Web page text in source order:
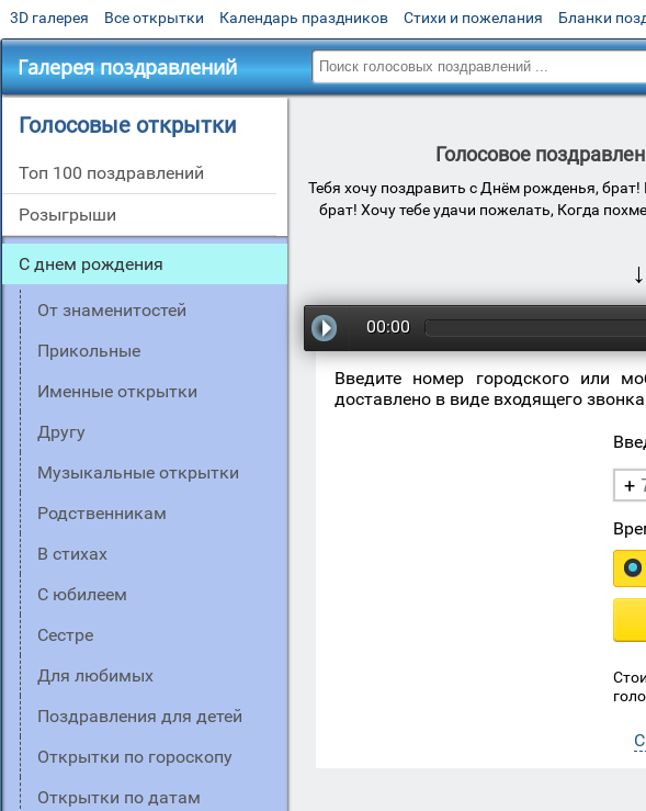
3D галерея Все открытки Календарь праздников Стихи и пожелания Бланки
Галерея поздравлений
Голосовые открытки
Топ 100 поздравлений
Розыгрыши
С днем рождения
От знаменитостей
Прикольные
Именные открытки
Другу
Музыкальные открытки
Родственникам
В стихах
C юбилеем
Сестре
Для любимых
Поздравления для детей
Открытки по гороскопу
Открытки по датам
Голосовое
Тебя хочу поздравить с Днём рожденья,
брат! Хочу тебе удачи пожелать, Когда
↓
00:00
Введите номер городского или
доставлено в виде входящего
+